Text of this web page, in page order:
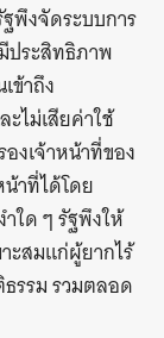
พึงจัดระบบการ
ประสิทธิภาพ
ข้าถึง
ะไม่เสียค่าใช้
งเจ้าหน้าที่ของ
าที่ได้โดย
ใด ๆ รัฐพึงให้
ะสมแก่ผู้ยากไร้
รรม รวมตลอด